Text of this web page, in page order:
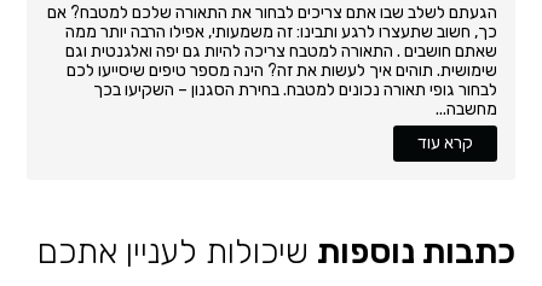
הגעתם לשלב שבו אתם צריכים לבחור את התאורה שלכם למטבח? אם
כך, חשוב שתעצרו לרגע ותבינו: זה משמעותי, אפילו הרבה יותר ממה
שאתם חושבים . התאורה למטבח צריכה להיות גם יפה ואלגנטית וגם
שימושית. תוהים איך לעשות את זה? הינה מספר טיפים שיסייעו לכם
לבחור גופי תאורה נכונים למטבח. בחירת הסגנון – השקיעו בכך
מחשבה...
קרא עוד
כתבות נוספות שיכולות לעניין אתכם